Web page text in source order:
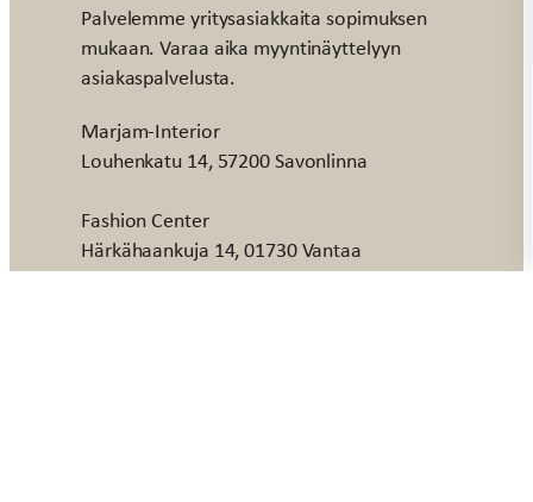
Palvelemme yritysasiakkaita sopimuksen
mukaan. Varaa aika myyntinäyttelyyn
asiakaspalvelusta.
Marjam-Interior
Louhenkatu 14, 57200 Savonlinna
Fashion Center
Härkähaankuja 14, 01730 Vantaa